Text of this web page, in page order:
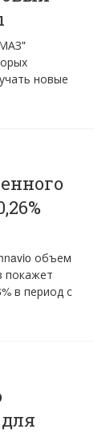
новые
объем
покажет
в период с